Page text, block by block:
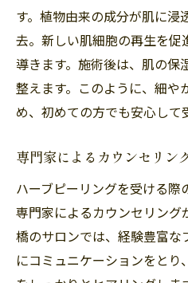
す。植物由来の成分が肌に
去。新しい肌細胞の再生を促
導きます。施術後は、肌の保
整えます。このように、細や
め、初めての方でも安心して
専門家によるカウンセリン
ハーブピーリングを受ける際
専門家によるカウンセリング
橋のサロンでは、経験豊富
にコミュニケーションをと